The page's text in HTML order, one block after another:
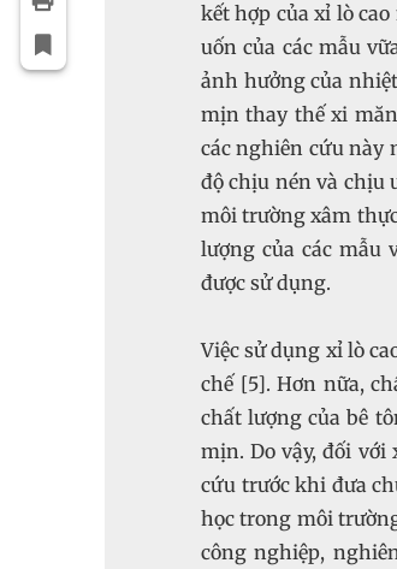
kết hợp của xỉ lò
uốn của các mẫu
ảnh hưởng của
mịn thay thế xi
các nghiên cứu này
độ chịu nén và chịu
môi trường xâm
lượng của các mẫu
được sử dụng.
Việc sử dụng xỉ lò
chế [5]. Hơn nữa,
chất lượng của bê
mịn. Do vậy, đối
cứu trước khi đưa
học trong môi
công nghiệp,